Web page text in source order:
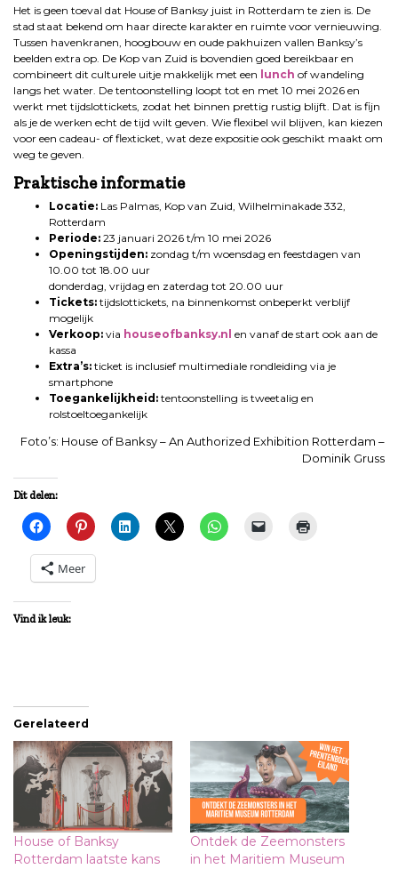
Het is geen toeval dat House of Banksy juist in Rotterdam te zien is. De
stad staat bekend om haar directe karakter en ruimte voor vernieuwing.
Tussen havenkranen, hoogbouw en oude pakhuizen vallen Banksy’s
beelden extra op. De Kop van Zuid is bovendien goed bereikbaar en
combineert dit culturele uitje makkelijk met een lunch of wandeling
langs het water. De tentoonstelling loopt tot en met 10 mei 2026 en
werkt met tijdslottickets, zodat het binnen prettig rustig blijft. Dat is fijn
als je de werken echt de tijd wilt geven. Wie flexibel wil blijven, kan kiezen
voor een cadeau- of flexticket, wat deze expositie ook geschikt maakt om
weg te geven.
Praktische informatie
Locatie: Las Palmas, Kop van Zuid, Wilhelminakade 332,
Rotterdam
Periode: 23 januari 2026 t/m 10 mei 2026
Openingstijden: zondag t/m woensdag en feestdagen van
10.00 tot 18.00 uur
donderdag, vrijdag en zaterdag tot 20.00 uur
Tickets: tijdslottickets, na binnenkomst onbeperkt verblijf
mogelijk
Verkoop: via houseofbanksy.nl en vanaf de start ook aan de
kassa
Extra’s: ticket is inclusief multimediale rondleiding via je
smartphone
Toegankelijkheid: tentoonstelling is tweetalig en
rolstoeltoegankelijk
Foto’s: House of Banksy – An Authorized Exhibition Rotterdam –
Dominik Gruss
Dit delen:
Meer
Vind ik leuk:
Gerelateerd
House of Banksy
Rotterdam laatste kans
Ontdek de Zeemonsters
in het Maritiem Museum